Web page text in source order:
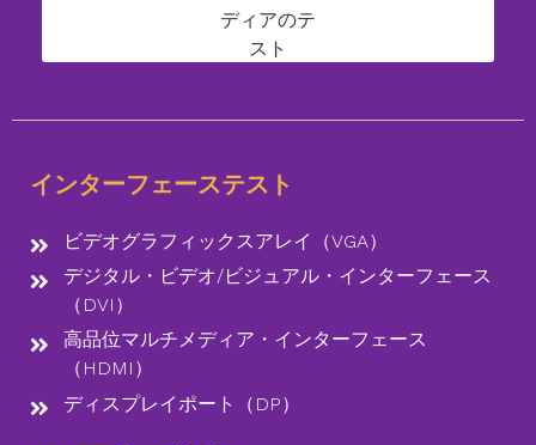
インターフェーステスト
ビデオグラフィックスアレイ（VGA）
デジタル・ビデオ/ビジュアル・インターフェース
（DVI）
高品位マルチメディア・インターフェース
（HDMI）
ディスプレイポート（DP）